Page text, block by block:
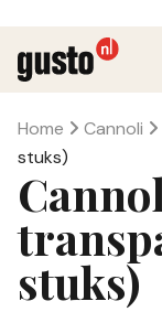
naar
de
inhoud
Home Cannoli
stuks)
stuks)